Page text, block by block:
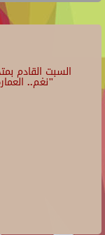
السبت القادم
"نغم..